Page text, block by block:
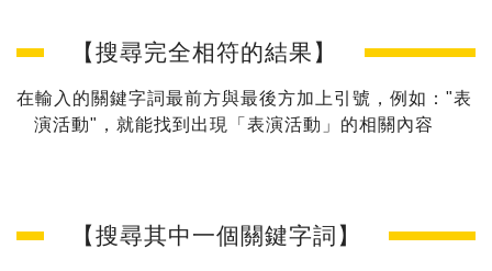
【搜尋完全相符的結果】
在輸入的關鍵字詞最前方與最後方加上引號，例如："表
演活動"，就能找到出現「表演活動」的相關內容
【搜尋其中一個關鍵字詞】